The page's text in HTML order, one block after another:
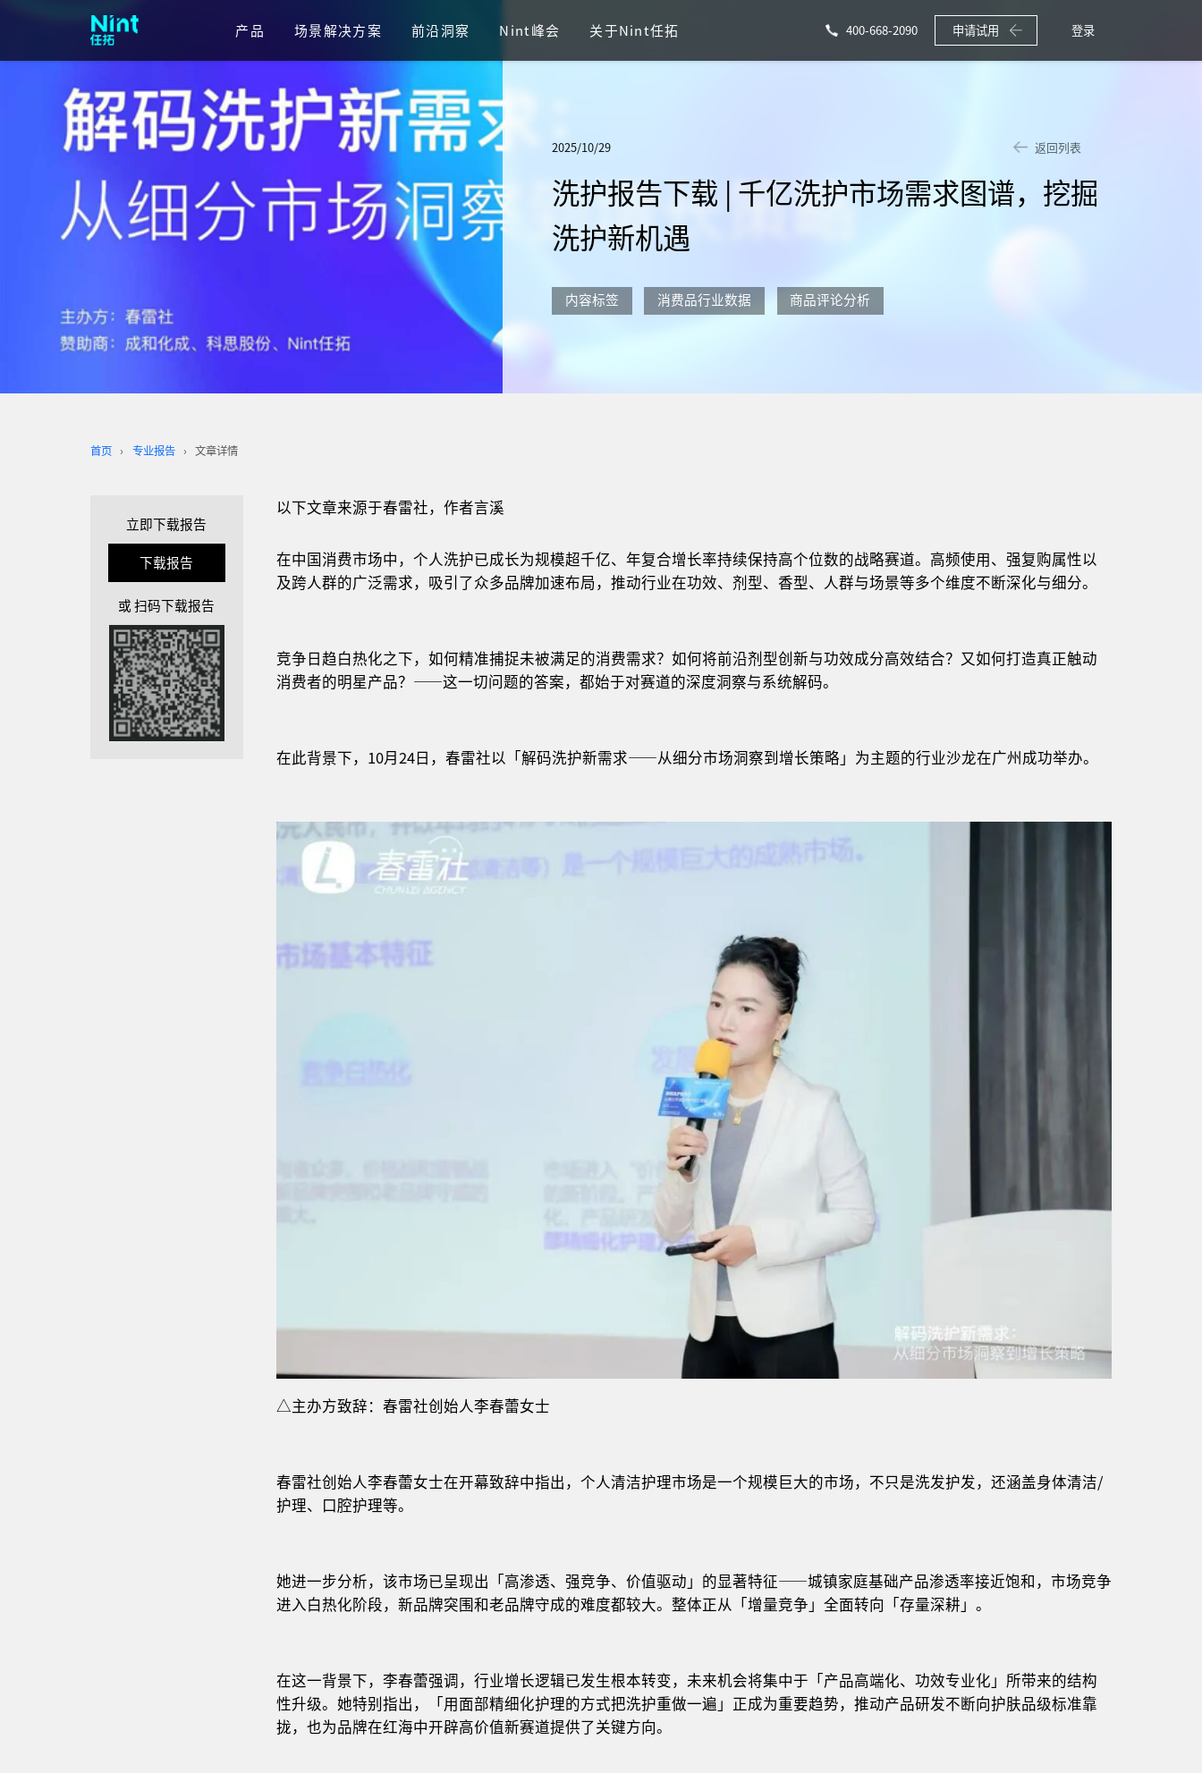
产品 场景解决方案 前沿洞察 Nint峰会 关于Nint任拓 400-668-2090 申请试用 登录
返回列表
2025/10/29
洗护报告下载 | 千亿洗护市场需求图谱，挖掘
洗护新机遇
内容标签 消费品行业数据 商品评论分析
首页 专业报告 文章详情
立即下载报告
下载报告
或 扫码下载报告
以下文章来源于春雷社，作者言溪
在中国消费市场中，个人洗护已成长为规模超千亿、年复合增长率持续保持高个位数的战略赛道。高频使用、强复购属性以
及跨人群的广泛需求，吸引了众多品牌加速布局，推动行业在功效、剂型、香型、人群与场景等多个维度不断深化与细分。
竞争日趋白热化之下，如何精准捕捉未被满足的消费需求？如何将前沿剂型创新与功效成分高效结合？又如何打造真正触动
消费者的明星产品？——这一切问题的答案，都始于对赛道的深度洞察与系统解码。
在此背景下，10月24日，春雷社以「解码洗护新需求——从细分市场洞察到增长策略」为主题的行业沙龙在广州成功举办。
△主办方致辞：春雷社创始人李春蕾女士
春雷社创始人李春蕾女士在开幕致辞中指出，个人清洁护理市场是一个规模巨大的市场，不只是洗发护发，还涵盖身体清洁/
护理、口腔护理等。
她进一步分析，该市场已呈现出「高渗透、强竞争、价值驱动」的显著特征——城镇家庭基础产品渗透率接近饱和，市场竞争
进入白热化阶段，新品牌突围和老品牌守成的难度都较大。整体正从「增量竞争」全面转向「存量深耕」。
在这一背景下，李春蕾强调，行业增长逻辑已发生根本转变，未来机会将集中于「产品高端化、功效专业化」所带来的结构
性升级。她特别指出，「用面部精细化护理的方式把洗护重做一遍」正成为重要趋势，推动产品研发不断向护肤品级标准靠
拢，也为品牌在红海中开辟高价值新赛道提供了关键方向。